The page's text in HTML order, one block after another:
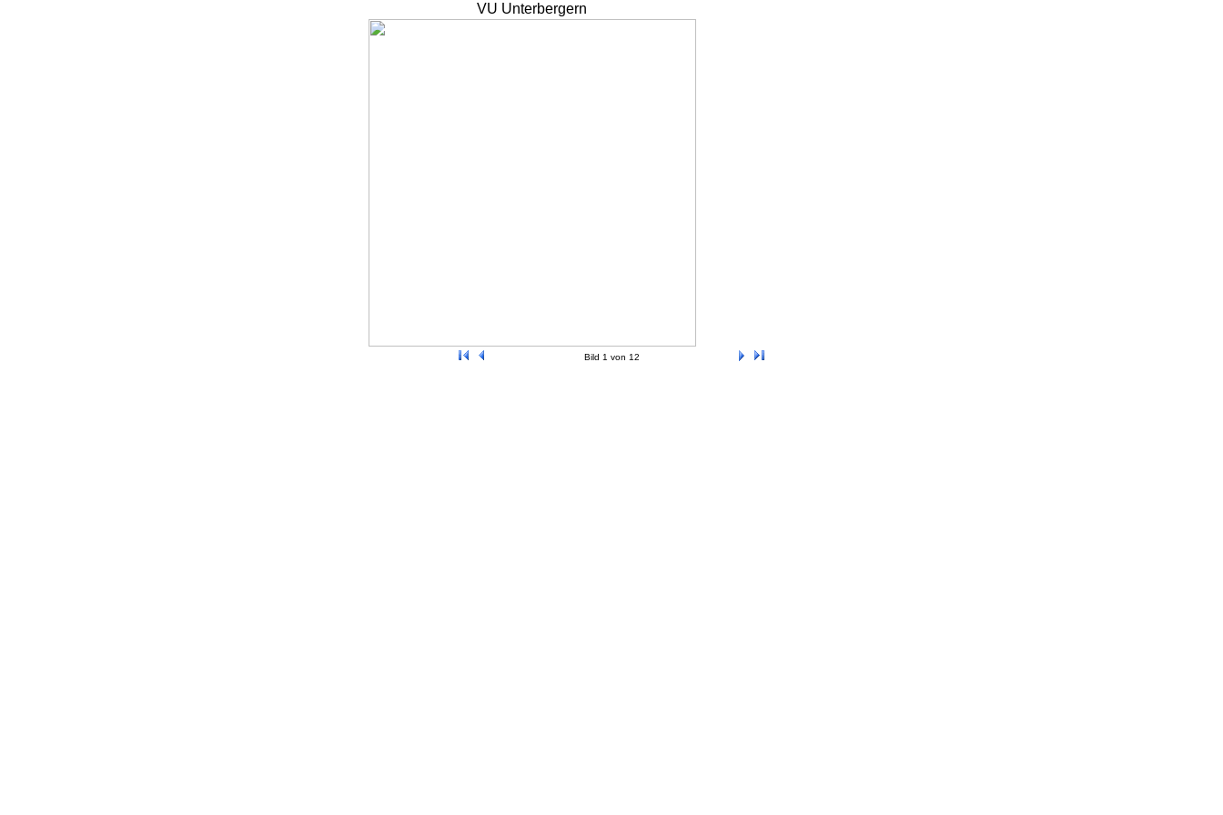
VU Unterbergern
Bild 1 von 12